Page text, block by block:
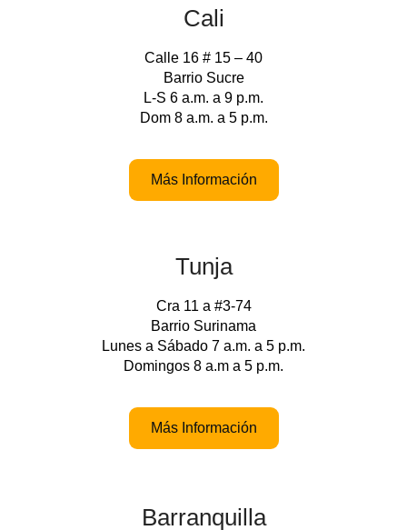
Cali
Calle 16 # 15 – 40
Barrio Sucre
L-S 6 a.m. a 9 p.m.
Dom 8 a.m. a 5 p.m.
Más Información
Tunja
Cra 11 a #3-74
Barrio Surinama
Lunes a Sábado 7 a.m. a 5 p.m.
Domingos 8 a.m a 5 p.m.
Más Información
Barranquilla